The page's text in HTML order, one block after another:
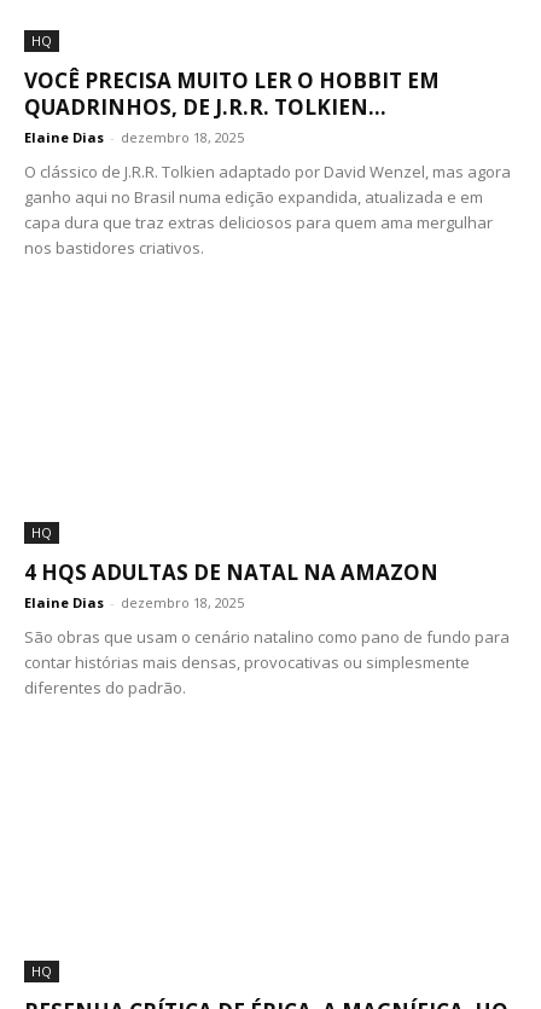
HQ
VOCÊ PRECISA MUITO LER O HOBBIT EM
QUADRINHOS, DE J.R.R. TOLKIEN...
Elaine Dias - dezembro 18, 2025
O clássico de J.R.R. Tolkien adaptado por David Wenzel, mas agora
ganho aqui no Brasil numa edição expandida, atualizada e em
capa dura que traz extras deliciosos para quem ama mergulhar
nos bastidores criativos.
HQ
4 HQS ADULTAS DE NATAL NA AMAZON
Elaine Dias - dezembro 18, 2025
São obras que usam o cenário natalino como pano de fundo para
contar histórias mais densas, provocativas ou simplesmente
diferentes do padrão.
HQ